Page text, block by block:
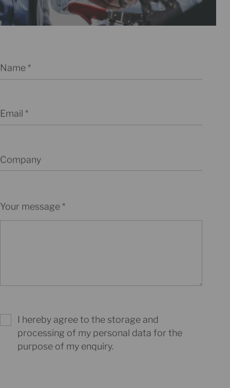
Name
Email
Company
Your message
I hereby agree to the storage and
processing of my personal data for the
purpose of my enquiry.